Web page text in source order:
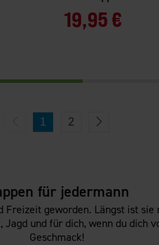
19,95 €
1 2
für jedermann
geworden. Längst ist
und für dich, wenn du dich
Geschmack!